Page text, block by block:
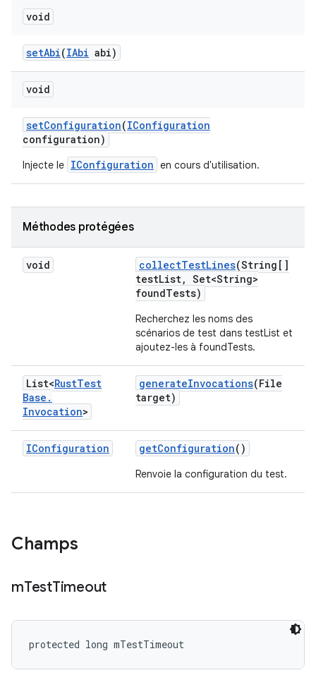
void
setAbi(IAbi abi)
void
setConfiguration(IConfiguration
configuration)
Injecte le IConfiguration en cours d'utilisation.
Méthodes protégées
void collectTestLines(String[]
testList, Set<String>
foundTests)
Recherchez les noms des
scénarios de test dans testList et
ajoutez-les à foundTests.
List<RustTest
Base .
Invocation>
generateInvocations(File
target)
IConfiguration getConfiguration()
Renvoie la configuration du test.
Champs
mTestTimeout
protected long mTestTimeout